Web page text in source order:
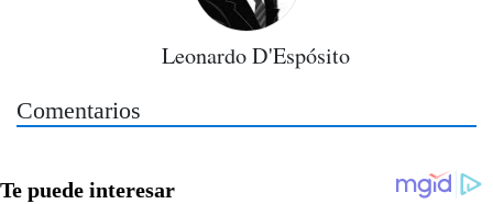
Leonardo D'Espósito
Comentarios